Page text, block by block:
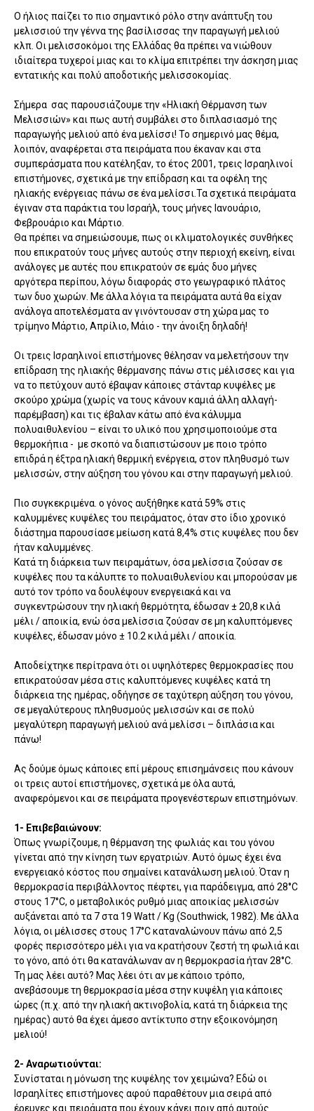
Ο ήλιος παίζει το πιο σημαντικό ρόλο στην ανάπτυξη του
μελισσιού την γέννα της βασίλισσας την παραγωγή μελιού
κλπ. Οι μελισσοκόμοι της Ελλάδας θα πρέπει να νιώθουν
ιδιαίτερα τυχεροί μιας και το κλίμα επιτρέπει την άσκηση μιας
εντατικής και πολύ αποδοτικής μελισσοκομίας.
Σήμερα σας παρουσιάζουμε την «Ηλιακή Θέρμανση των
Μελισσιών» και πως αυτή συμβάλει στο διπλασιασμό της
παραγωγής μελιού από ένα μελίσσι! Το σημερινό μας θέμα,
λοιπόν, αναφέρεται στα πειράματα που έκαναν και στα
συμπεράσματα που κατέληξαν, το έτος 2001, τρεις Ισραηλινοί
επιστήμονες, σχετικά με την επίδραση και τα οφέλη της
ηλιακής ενέργειας πάνω σε ένα μελίσσι.Τα σχετικά πειράματα
έγιναν στα παράκτια του Ισραήλ, τους μήνες Ιανουάριο,
Φεβρουάριο και Μάρτιο.
Θα πρέπει να σημειώσουμε, πως οι κλιματολογικές συνθήκες
που επικρατούν τους μήνες αυτούς στην περιοχή εκείνη, είναι
ανάλογες με αυτές που επικρατούν σε εμάς δυο μήνες
αργότερα περίπου, λόγω διαφοράς στο γεωγραφικό πλάτος
των δυο χωρών. Με άλλα λόγια τα πειράματα αυτά θα είχαν
ανάλογα αποτελέσματα αν γινόντουσαν στη χώρα μας το
τρίμηνο Μάρτιο, Απρίλιο, Μάιο - την άνοιξη δηλαδή!
Οι τρεις Ισραηλινοί επιστήμονες θέλησαν να μελετήσουν την
επίδραση της ηλιακής θέρμανσης πάνω στις μέλισσες και για
να το πετύχουν αυτό έβαψαν κάποιες στάνταρ κυψέλες με
σκούρο χρώμα (χωρίς να τους κάνουν καμιά άλλη αλλαγή-
παρέμβαση) και τις έβαλαν κάτω από ένα κάλυμμα
πολυαιθυλενίου – είναι το υλικό που χρησιμοποιούμε στα
θερμοκήπια - με σκοπό να διαπιστώσουν με ποιο τρόπο
επιδρά η έξτρα ηλιακή θερμική ενέργεια, στον πληθυσμό των
μελισσών, στην αύξηση του γόνου και στην παραγωγή μελιού.
Πιο συγκεκριμένα. ο γόνος αυξήθηκε κατά 59% στις
καλυμμένες κυψέλες του πειράματος, όταν στο ίδιο χρονικό
διάστημα παρουσίασε μείωση κατά 8,4% στις κυψέλες που δεν
ήταν καλυμμένες.
Κατά τη διάρκεια των πειραμάτων, όσα μελίσσια ζούσαν σε
κυψέλες που τα κάλυπτε το πολυαιθυλενίου και μπορούσαν με
αυτό τον τρόπο να δουλέψουν ενεργειακά και να
συγκεντρώσουν την ηλιακή θερμότητα, έδωσαν±20,8 κιλά
μέλι/αποικία, ενώ όσα μελίσσια ζούσαν σε μη καλυπτόμενες
κυψέλες, έδωσανμόνο ± 10.2κιλάμέλι/αποικία.
Αποδείχτηκεπερίτραναότιοιυψηλότερες θερμοκρασίες που
επικρατούσανμέσα στις καλυπτόμενες κυψέλες κατά τη
διάρκεια της ημέρας, οδήγησε σε ταχύτερη αύξηση του γόνου,
σε μεγαλύτερους πληθυσμούς μελισσών καισε πολύ
μεγαλύτερη παραγωγή μελιού ανάμελίσσι – διπλάσια και
πάνω!
Ας δούμε όμως κάποιες επί μέρους επισημάνσεις που κάνουν
οι τρεις αυτοί επιστήμονες, σχετικά με όλα αυτά,
αναφερόμενοι και σε πειράματα προγενέστερων επιστημόνων.
1- Επιβεβαιώνουν:
Όπως γνωρίζουμε, η θέρμανση της φωλιάς και του γόνου
γίνεται από την κίνηση των εργατριών. Αυτό όμως έχει ένα
ενεργειακό κόστος που σημαίνει κατανάλωση μελιού.Όταν η
θερμοκρασία περιβάλλοντος πέφτει, για παράδειγμα, από 28°C
στους 17°C, ο μεταβολικός ρυθμό μιας αποικίας μελισσών
αυξάνεταιαπό τα 7 στα 19 Watt/ Kg (Southwick, 1982). Με άλλα
λόγια, οι μέλισσες στους 17°C καταναλώνουν πάνω από 2,5
φορές περισσότερο μέλι για να κρατήσουν ζεστή τη φωλιά και
το γόνο, από ότι θα κατανάλωναν αν η θερμοκρασία ήταν 28°C.
Τη μας λέει αυτό? Μας λέει ότι αν με κάποιο τρόπο,
ανεβάσουμε τη θερμοκρασία μέσα στην κυψέλη για κάποιες
ώρες (π.χ. από την ηλιακή ακτινοβολία, κατά τη διάρκεια της
ημέρας) αυτό θα έχει άμεσο αντίκτυπο στην εξοικονόμηση
μελιού!
2- Αναρωτιούνται:
Συνίσταται η μόνωση της κυψέλης τον χειμώνα? Εδώ οι
Ισραηλίτες επιστήμονες αφού παραθέτουν μια σειρά από
έρευνες και πειράματα που έχουν κάνει πριν από αυτούς